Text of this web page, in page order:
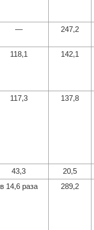
— 247,2
118,1 142,1
117,3 137,8
43,3 20,5
в 14,6 раза 289,2